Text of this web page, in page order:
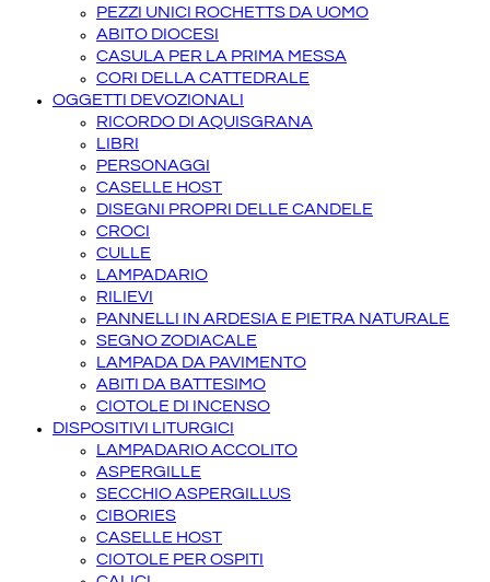
PEZZI UNICI ROCHETTS DA UOMO
ABITO DIOCESI
CASULA PER LA PRIMA MESSA
CORI DELLA CATTEDRALE
OGGETTI DEVOZIONALI
RICORDO DI AQUISGRANA
LIBRI
PERSONAGGI
CASELLE HOST
DISEGNI PROPRI DELLE CANDELE
CROCI
CULLE
LAMPADARIO
RILIEVI
PANNELLI IN ARDESIA E PIETRA NATURALE
SEGNO ZODIACALE
LAMPADA DA PAVIMENTO
ABITI DA BATTESIMO
CIOTOLE DI INCENSO
DISPOSITIVI LITURGICI
LAMPADARIO ACCOLITO
ASPERGILLE
SECCHIO ASPERGILLUS
CIBORIES
CASELLE HOST
CIOTOLE PER OSPITI